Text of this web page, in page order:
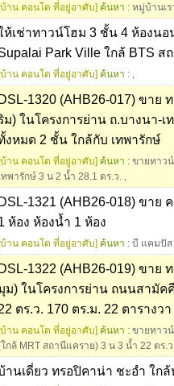
[บ้าน คอนโด ที่อยู่อาศับ] ค้นหา : หมู่บ้านเร
ห้เช่าทาวน์โฮม 3 ชั้น 4 ห้องน
Park Ville ใกล้ BTS ส
าน คอนโด ที่อยู่อาศับ] ค้นหา : ,
DSL-1320 (AHB26-017) ขาย
ม) ในโครงการย่าน ถ.บางนา-
งหมด 2 ชั้น ใกล้กับ เทพารักษ์
[บ้าน คอนโด ที่อยู่อาศับ] ค้นหา : ขายทาวน์
ทพารักษ์ 3 น 2 น้ำ 28.1 ตร.ว. ,
DSL-1321 (AHB26-018) ขาย
ห้อง ห้องน้ำ 1 ห้อง
าน คอนโด ที่อยู่อาศับ] ค้นหา : บี แคมปัส
DSL-1322 (AHB26-019) ขาย
ม) ในโครงการย่าน ถนนสามัค
ตร.ว. 170 ตร.ม. 22 ตารางว
[บ้าน คอนโด ที่อยู่อาศับ] ค้นหา : ขายทาว
กล้ MRT สถานีแคราย) 3 น 3 น้ำ 22 ตร.
านเดี่ยว ทรอปิคาน่า ชะอำ ใก